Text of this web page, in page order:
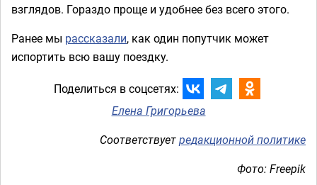
взглядов. Гораздо проще и удобнее без всего этого.
Ранее мы рассказали, как один попутчик может
испортить всю вашу поездку.
Поделиться в соцсетях:
Елена Григорьева
Соответствуетредакционной политике
Фото: Freepik